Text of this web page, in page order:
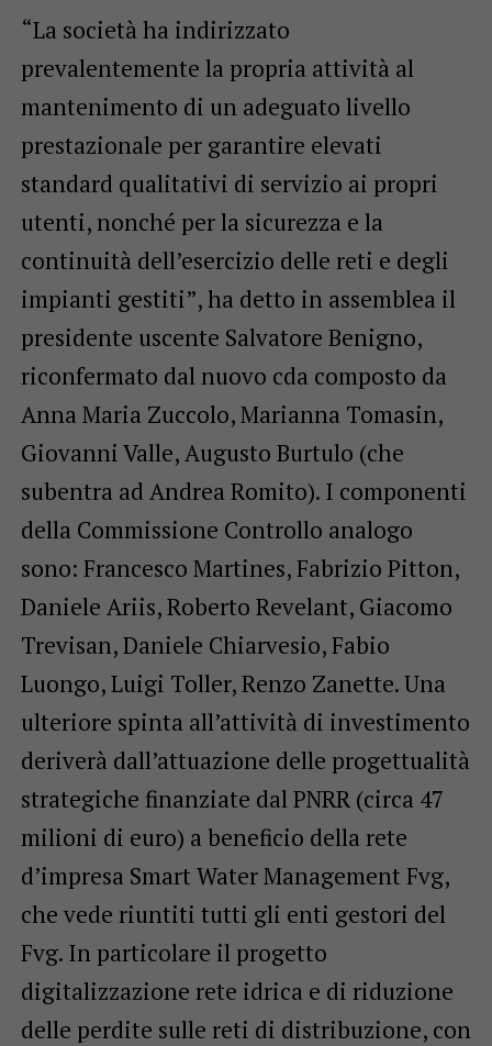
“La società ha indirizzato
prevalentemente la propria attività al
mantenimento di un adeguato livello
prestazionale per garantire elevati
standard qualitativi di servizio ai propri
utenti, nonché per la sicurezza e la
continuità dell’esercizio delle reti e degli
impianti gestiti”, ha detto in assemblea il
presidente uscente Salvatore Benigno,
riconfermato dal nuovo cda composto da
Anna Maria Zuccolo, Marianna Tomasin,
Giovanni Valle, Augusto Burtulo (che
subentra ad Andrea Romito). I componenti
della Commissione Controllo analogo
sono: Francesco Martines, Fabrizio Pitton,
Daniele Ariis, Roberto Revelant, Giacomo
Trevisan, Daniele Chiarvesio, Fabio
Luongo, Luigi Toller, Renzo Zanette. Una
ulteriore spinta all’attività di investimento
deriverà dall’attuazione delle progettualità
strategiche finanziate dal PNRR (circa 47
milioni di euro) a beneficio della rete
d’impresa Smart Water Management Fvg,
che vede riuntiti tutti gli enti gestori del
Fvg. In particolare il progetto
digitalizzazione rete idrica e di riduzione
delle perdite sulle reti di distribuzione, con